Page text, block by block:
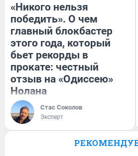
«Никого нельзя
победить». О чем
главный блокбастер
этого года, который
бьет рекорды в
прокате: честный
отзыв на «Одиссею»
Нолана
Стас Соколов
Эксперт